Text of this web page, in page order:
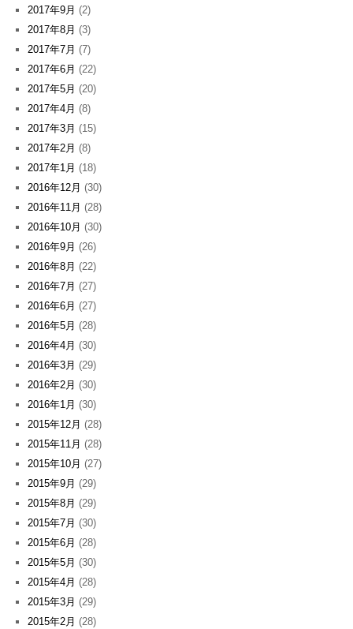
2017年9月 (2)
2017年8月 (3)
2017年7月 (7)
2017年6月 (22)
2017年5月 (20)
2017年4月 (8)
2017年3月 (15)
2017年2月 (8)
2017年1月 (18)
2016年12月 (30)
2016年11月 (28)
2016年10月 (30)
2016年9月 (26)
2016年8月 (22)
2016年7月 (27)
2016年6月 (27)
2016年5月 (28)
2016年4月 (30)
2016年3月 (29)
2016年2月 (30)
2016年1月 (30)
2015年12月 (28)
2015年11月 (28)
2015年10月 (27)
2015年9月 (29)
2015年8月 (29)
2015年7月 (30)
2015年6月 (28)
2015年5月 (30)
2015年4月 (28)
2015年3月 (29)
2015年2月 (28)